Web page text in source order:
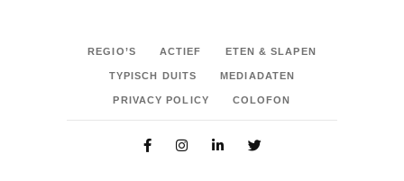
REGIO’S ACTIEF ETEN & SLAPEN
TYPISCH DUITS MEDIADATEN
PRIVACY POLICY COLOFON